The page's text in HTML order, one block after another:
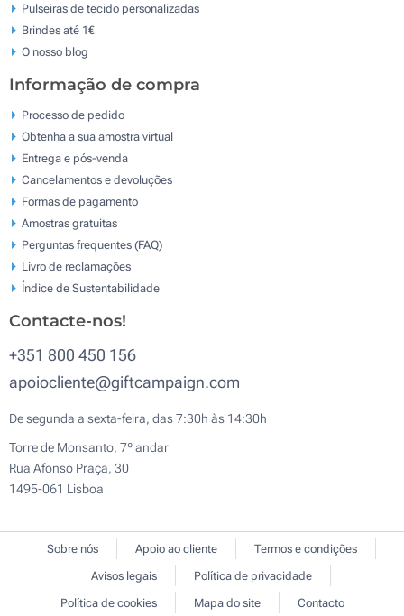
Pulseiras de tecido personalizadas
Brindes até 1€
O nosso blog
Informação de compra
Processo de pedido
Obtenha a sua amostra virtual
Entrega e pós-venda
Cancelamentos e devoluções
Formas de pagamento
Amostras gratuitas
Perguntas frequentes (FAQ)
Livro de reclamaçōes
Índice de Sustentabilidade
Contacte-nos!
+351 800 450 156
apoiocliente@giftcampaign.com
De segunda a sexta-feira, das 7:30h às 14:30h
Torre de Monsanto, 7º andar
Rua Afonso Praça, 30
1495-061 Lisboa
Sobre nós Apoio ao cliente
Termos e condições
Avisos legais
Política de privacidade
Política de cookies
Mapa do site Contacto